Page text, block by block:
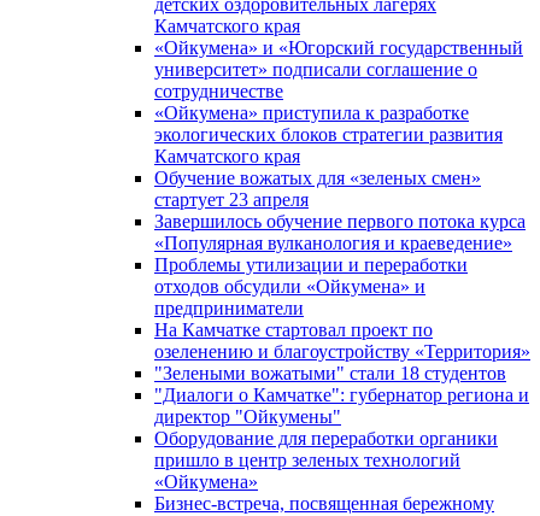
детских оздоровительных лагерях
Камчатского края
«Ойкумена» и «Югорский государственный
университет» подписали соглашение о
сотрудничестве
«Ойкумена» приступила к разработке
экологических блоков стратегии развития
Камчатского края
Обучение вожатых для «зеленых смен»
стартует 23 апреля
Завершилось обучение первого потока курса
«Популярная вулканология и краеведение»
Проблемы утилизации и переработки
отходов обсудили «Ойкумена» и
предприниматели
На Камчатке стартовал проект по
озеленению и благоустройству «Территория»
"Зелеными вожатыми" стали 18 студентов
"Диалоги о Камчатке": губернатор региона и
директор "Ойкумены"
Оборудование для переработки органики
пришло в центр зеленых технологий
«Ойкумена»
Бизнес-встреча, посвященная бережному